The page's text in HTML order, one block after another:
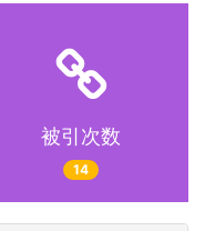
被引次数
14